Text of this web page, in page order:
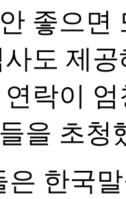
좋으
도 제
락이
을 초청
은 한국